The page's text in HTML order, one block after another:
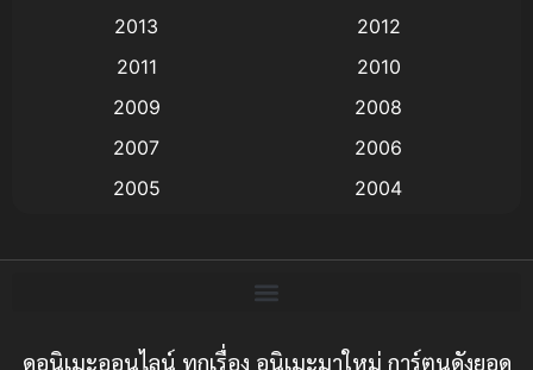
(9)
Big tits (นมใหญ่)
Bitch (ผู้หญิงร่าน)
Bondage (ทาส)(1)
2013
2012
2011
2010
2009
2008
2007
2006
2005
2004
1997
1996
ดูอนิเมะออนไลน์ ทุกเรื่อง อนิเมะมาใหม่ การ์ตูนดังยอด